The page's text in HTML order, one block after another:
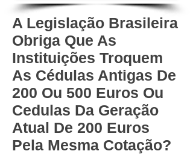
A Legislação Brasileira
Obriga Que As
Instituições Troquem
As Cédulas Antigas De
200 Ou 500 Euros Ou
Cedulas Da Geração
Atual De 200 Euros
Pela Mesma Cotação?